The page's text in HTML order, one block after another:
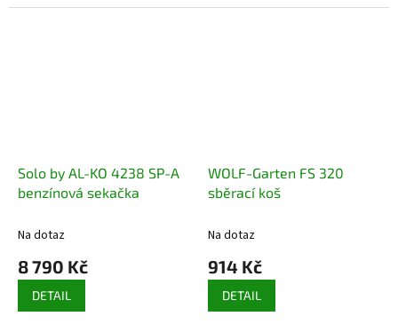
Solo by AL-KO 4238 SP-A
benzínová sekačka
Na dotaz
8 790 Kč
DETAIL
WOLF-Garten FS 320
sběrací koš
Na dotaz
914 Kč
DETAIL